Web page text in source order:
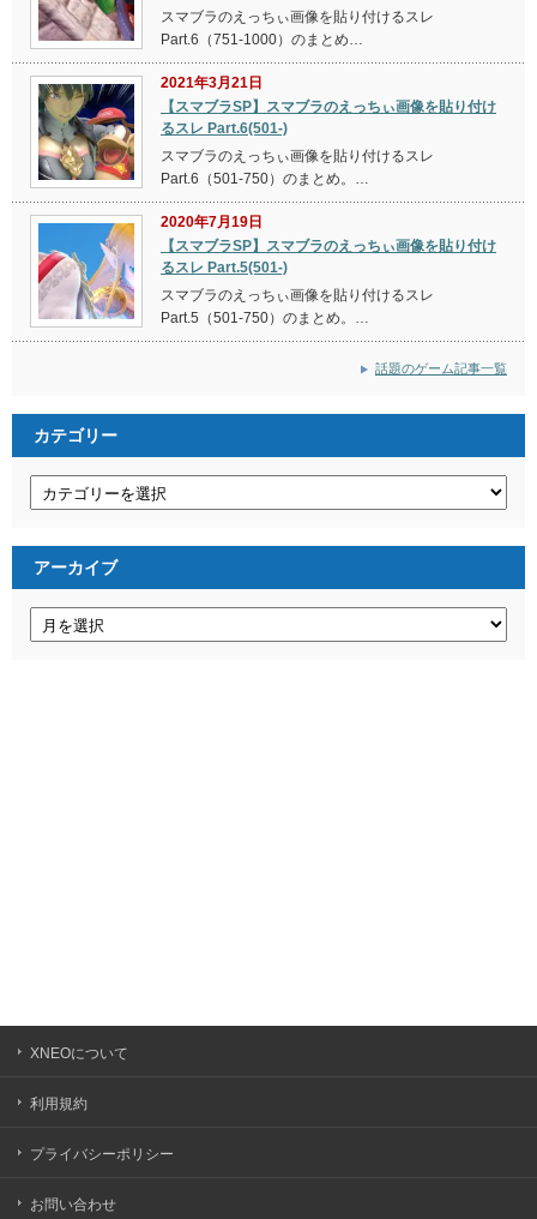
スマブラのえっちぃ画像を貼り付けるスレ
Part.6（751-1000）のまとめ…
2021年3月21日
【スマブラSP】スマブラのえっちぃ画像を貼り付け
るスレ Part.6(501-)
スマブラのえっちぃ画像を貼り付けるスレ
Part.6（501-750）のまとめ。…
2020年7月19日
【スマブラSP】スマブラのえっちぃ画像を貼り付け
るスレ Part.5(501-)
スマブラのえっちぃ画像を貼り付けるスレ
Part.5（501-750）のまとめ。…
話題のゲーム記事一覧
カテゴリー
アーカイブ
XNEOについて
利用規約
プライバシーポリシー
お問い合わせ